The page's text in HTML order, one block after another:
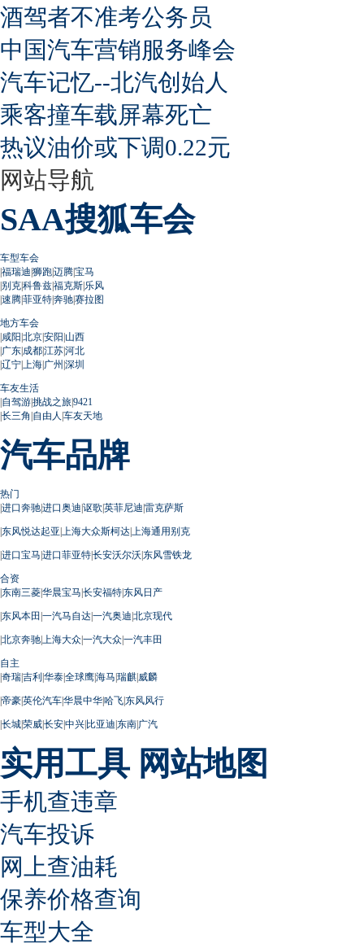
酒驾者不准考公务员
中国汽车营销服务峰会
汽车记忆--北汽创始人
乘客撞车载屏幕死亡
热议油价或下调0.22元
网站导航
SAA搜狐车会
车型车会
|福瑞迪|狮跑|迈腾|宝马
|别克|科鲁兹|福克斯|乐风
|速腾|菲亚特|奔驰|赛拉图
地方车会
|咸阳|北京|安阳|山西
|广东|成都|江苏|河北
|辽宁| 上海|广州 |深圳
车友生活
|自驾游|挑战之旅|9421
|长三角 |自由人 |车友天地
汽车品牌
热门
|进口奔驰|进口奥迪|讴歌|英菲尼迪|雷克萨斯
|东风悦达起亚| 上海大众斯柯达| 上海通用别克
|进口宝马|进口菲亚特|长安沃尔沃|东风雪铁龙
合资
|东南三菱|华晨宝马|长安福特|东风日产
|东风本田 |一汽马自达|一汽奥迪|北京现代
|北京奔驰| 上海大众|一汽大众|一汽丰田
自主
|奇瑞|吉利|华泰|全球鹰|海马|瑞麒|威麟
|帝豪|英伦汽车|华晨中华|哈飞|东风风行
|长城|荣威|长安|中兴|比亚迪|东南|广汽
实用工具 网站地图
手机查违章
汽车投诉
网上查油耗
保养价格查询
车型大全